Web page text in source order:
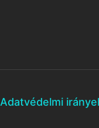
Adatvédelmi